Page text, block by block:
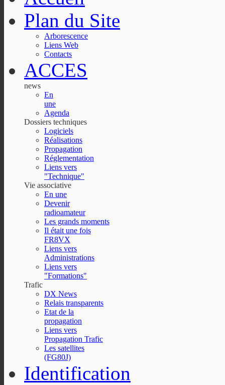
Plan du Site
Arborescence
Liens Web
Contacts
ACCES
news
En
une
Agenda
Dossiers techniques
Logiciels
Réalisations
Propagation
Réglementation
Liens vers
"Technique"
Vie associative
En une
Devenir
radioamateur
Les grands moments
Il était une fois
FR8VX
Liens vers
Administrations
Liens vers
"Formations"
Trafic
DX News
Relais transparents
Etat de la
propagation
Liens vers
Propagation Trafic
Les satellites
(FG80J)
Identification